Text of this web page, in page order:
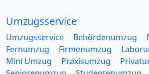
Umzugsservice
Umzugsservice Behördenumzug
Fernumzug
Firmenumzug
Mini Umzug
Praxisumzug